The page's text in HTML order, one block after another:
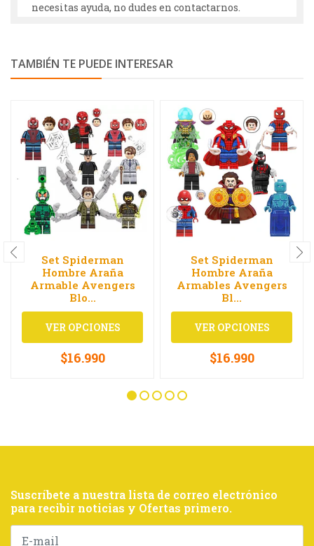
necesitas ayuda, no dudes en contactarnos.
TAMBIÉN TE PUEDE INTERESAR
Set Spiderman
Hombre Araña
Armable Avengers
Blo...
VER OPCIONES
$16.990
Set Spiderman
Hombre Araña
Armables Avengers
Bl...
VER OPCIONES
$16.990
Suscríbete a nuestra lista de correo electrónico
para recibir noticias y Ofertas primero.